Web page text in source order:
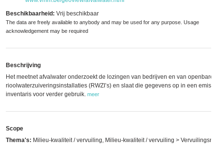
Beschikbaarheid: Vrij beschikbaar
The data are freely available to anybody and may be used for any purpose. Usage
acknowledgement may be required
Beschrijving
Het meetnet afvalwater onderzoekt de lozingen van bedrijven en van openbare
rioolwaterzuiveringsinstallaties (RWZI’s) en slaat die gegevens op in een
inventaris voor verder gebruik. meer
Scope
Thema's: Milieu-kwaliteit / vervuiling, Milieu-kwaliteit / vervuiling >